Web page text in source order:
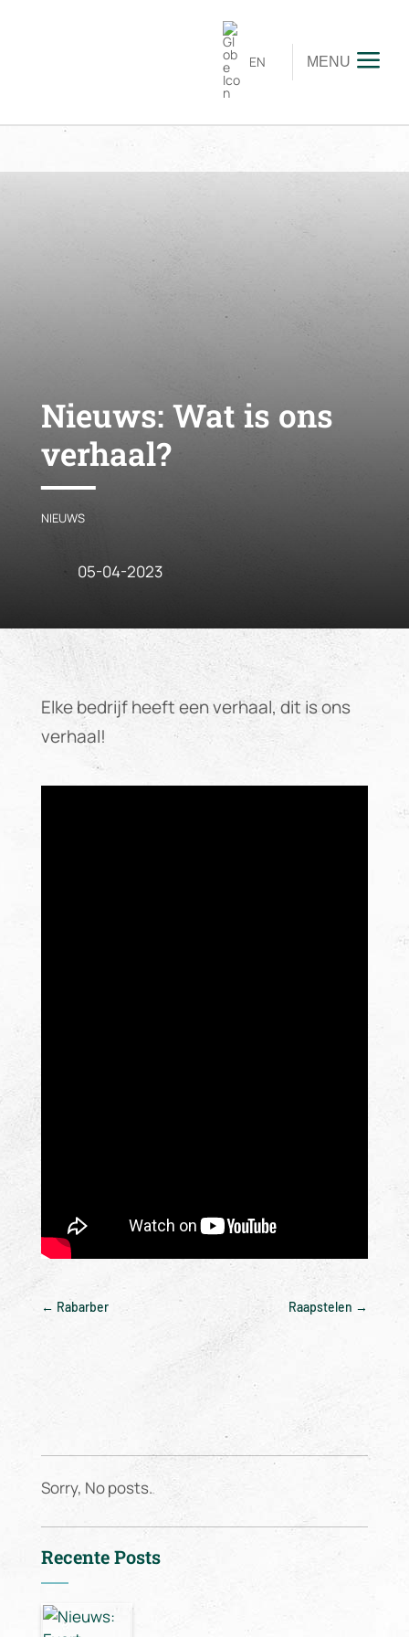
EN MENU
Nieuws: Wat is ons
verhaal?
NIEUWS
05-04-2023
Elke bedrijf heeft een verhaal, dit is ons
verhaal!
← Rabarber Raapstelen →
Sorry, No posts.
Recente Posts